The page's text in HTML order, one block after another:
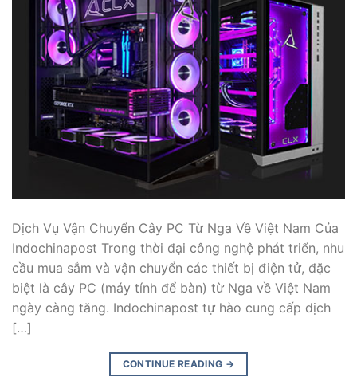
Dịch Vụ Vận Chuyển Cây PC Từ Nga Về Việt Nam Của
Indochinapost Trong thời đại công nghệ phát triển, nhu
cầu mua sắm và vận chuyển các thiết bị điện tử, đặc
biệt là cây PC (máy tính để bàn) từ Nga về Việt Nam
ngày càng tăng. Indochinapost tự hào cung cấp dịch
[…]
CONTINUE READING →